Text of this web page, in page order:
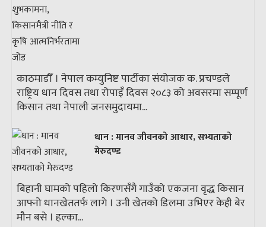
काठमाडौँ । नेपाल कम्युनिष्ट पार्टीका संयोजक क. प्रचण्डले
राष्ट्रिय धान दिवस तथा रोपाइँ दिवस २०८३ को अवसरमा सम्पूर्ण
किसान तथा नेपाली जनसमुदायमा...
धान : मानव जीवनको आधार, सभ्यताको
मेरुदण्ड
बिहानी घामको पहिलो किरणसँगै गाउँको एकजना वृद्ध किसान
आफ्नो धानखेततर्फ लागे । उनी खेतको डिलमा उभिएर केही बेर
मौन बसे । हल्का...